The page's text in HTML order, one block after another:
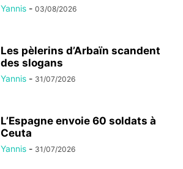
Yannis - 03/08/2026
Les pèlerins d’Arbaïn scandent
des slogans
Yannis - 31/07/2026
L’Espagne envoie 60 soldats à
Ceuta
Yannis - 31/07/2026